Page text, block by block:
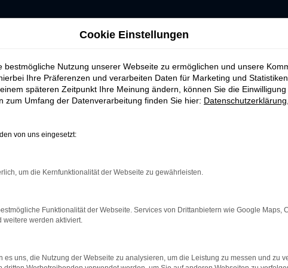
bestimmter Seiten verhindern. Funktioniert die Seite in
beheben.
Cookie Einstellungen
bestmögliche Nutzung unserer Webseite zu ermöglichen und unsere
Ihre Präferenzen und verarbeiten Daten für Marketing und
späteren Zeitpunkt Ihre Meinung ändern, können Sie die
zum Umfang der Datenverarbeitung finden Sie hier: Datenschutzerklärung
von uns eingesetzt:
um die Kernfunktionalität der Webseite zu gewährleisten.
Funktionalität der Webseite. Services von Drittanbietern wie Google Maps,
weitere werden aktiviert.
es uns, die Nutzung der Webseite zu analysieren, um die Leistung zu messen und zu